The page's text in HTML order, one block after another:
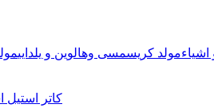
اشیاءمولد کریسمسی وهالوین و یلدایی
کاتر استیل